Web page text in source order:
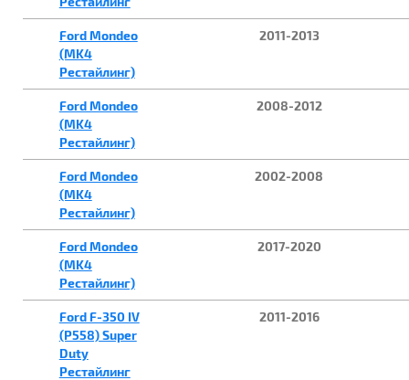
Ford Mondeo
(MK4
Рестайлинг)
2011-2013
Ford Mondeo
(MK4
Рестайлинг)
2008-2012
Ford Mondeo
(MK4
Рестайлинг)
2002-2008
Ford Mondeo
(MK4
Рестайлинг)
2017-2020
Ford F-350 IV
(P558) Super
Duty
Рестайлинг
2011-2016